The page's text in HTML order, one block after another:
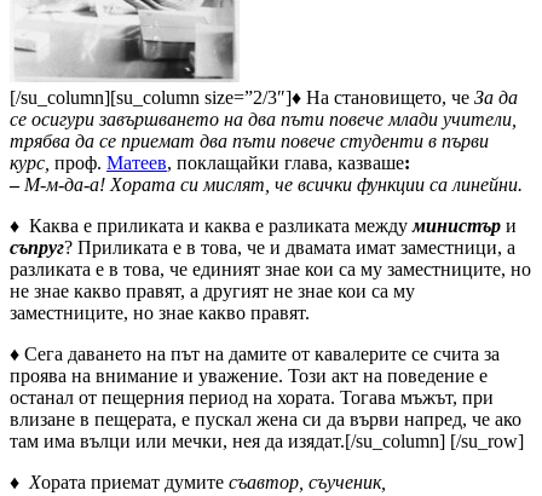
[/su_column][su_column size=”2/3″]♦ На становището, че За да
се осигури завършването на два пъти повече млади учители,
трябва да се приемат два пъти повече студенти в първи
курс, проф. Матеев, поклащайки глава, казваше:
– М-м-да-а! Хората си мислят, че всички функции са линейни.
♦ Каква е приликата и каква е разликата междуминистър и
съпруг? Приликата е в това, че и двамата имат заместници, а
разликата е в това, че единият знае кои са му заместниците, но
не знае какво правят, а другият не знае кои са му
заместниците, но знае какво правят.
♦ Сега даването на път на дамите от кавалерите се счита за
проява на внимание и уважение. Този акт на поведение е
останал от пещерния период на хората. Тогава мъжът, при
влизане в пещерата, е пускал жена си да върви напред, че ако
там има вълци или мечки, нея да изядат.[/su_column] [/su_row]
♦ Хората приемат думите съавтор, съученик,